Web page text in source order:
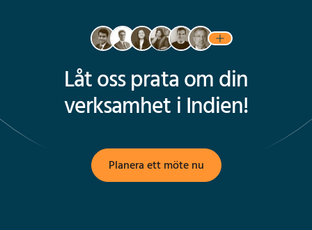
Låt oss prata om din
verksamhet i Indien!
Planera ett möte nu